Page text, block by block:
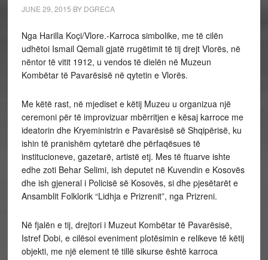
JUNE 29, 2015 BY DGRECA
Nga Harilla Koçi/Vlore.-Karroca simbolike, me të cilën
udhëtoi Ismail Qemali gjatë rrugëtimit të tij drejt Vlorës, në
nëntor të vitit 1912, u vendos të dielën në Muzeun
Kombëtar të Pavarësisë në qytetin e Vlorës.
Me këtë rast, në mjediset e këtij Muzeu u organizua një
ceremoni për të improvizuar mbërritjen e kësaj karroce me
ideatorin dhe Kryeministrin e Pavarësisë së Shqipërisë, ku
ishin të pranishëm qytetarë dhe përfaqësues të
institucioneve, gazetarë, artistë etj. Mes të ftuarve ishte
edhe zoti Behar Selimi, ish deputet në Kuvendin e Kosovës
dhe ish gjeneral i Policisë së Kosovës, si dhe pjesëtarët e
Ansamblit Folklorik “Lidhja e Prizrenit”, nga Prizreni.
Në fjalën e tij, drejtori i Muzeut Kombëtar të Pavarësisë,
Istref Dobi, e cilësoi eveniment plotësimin e relikeve të këtij
objekti, me një element të tillë sikurse është karroca